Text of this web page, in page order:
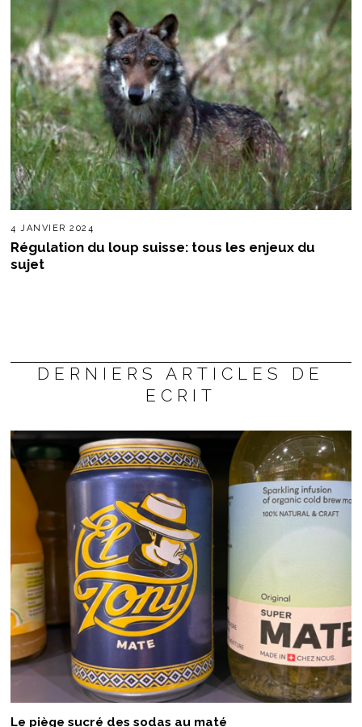
4 JANVIER 2024
Régulation du loup suisse: tous les enjeux du
sujet
DERNIERS ARTICLES DE
ECRIT
Le piège sucré des sodas au maté